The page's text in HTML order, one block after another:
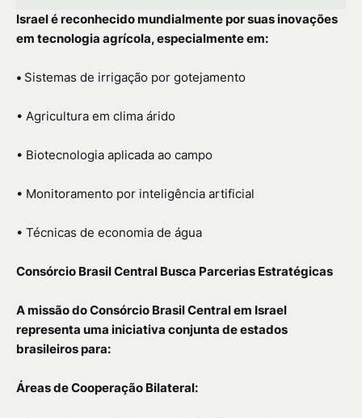
Israel é reconhecido mundialmente por suas inovações
em tecnologia agrícola, especialmente em:
• Sistemas de irrigação por gotejamento
• Agricultura em clima árido
• Biotecnologia aplicada ao campo
• Monitoramento por inteligência artificial
• Técnicas de economia de água
Consórcio Brasil Central Busca Parcerias Estratégicas
A missão do Consórcio Brasil Central em Israel
representa uma iniciativa conjunta de estados
brasileiros para:
Áreas de Cooperação Bilateral: